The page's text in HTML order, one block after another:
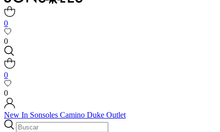
0
0
0
0
New In Sonsoles Camino Duke Outlet